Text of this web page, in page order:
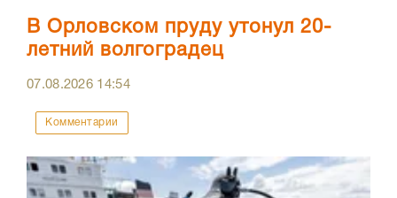
В Орловском пруду утонул 20-
летний волгоградец
07.08.2026 14:54
Комментарии